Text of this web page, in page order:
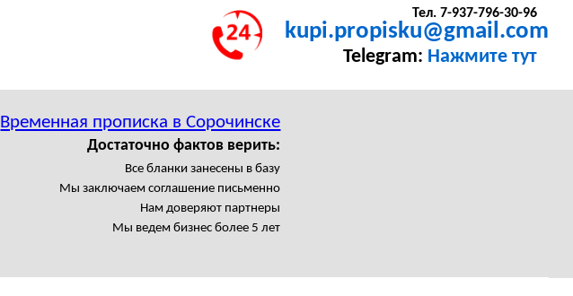
Тел. 7-937-796-30-96
kupi.propisku@gmail.com
Telegram: Нажмите тут
Временная прописка в Сорочинске
Достаточно фактов верить:
Все бланки занесены в базу
Мы заключаем соглашение письменно
Нам доверяют партнеры
Мы ведем бизнес более 5 лет